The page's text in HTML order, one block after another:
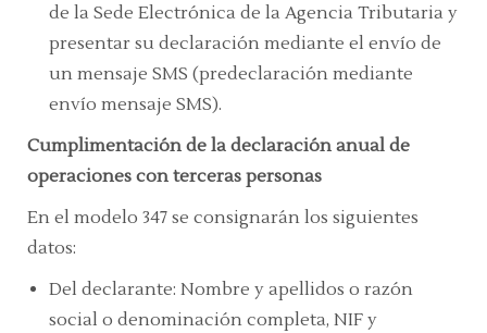
de la Sede Electrónica de la Agencia Tributaria y
presentar su declaración mediante el envío de
un mensaje SMS (predeclaración mediante
envío mensaje SMS).
Cumplimentación de la declaración anual de
operaciones con terceras personas
En el modelo 347 se consignarán los siguientes
datos:
Del declarante: Nombre y apellidos o razón
social o denominación completa, NIF y